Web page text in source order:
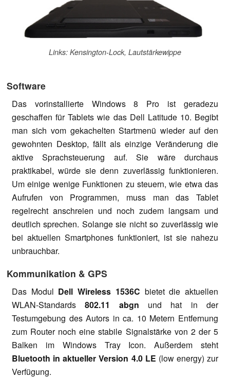
Links: Kensington-Lock, Lautstärkewippe
Software
Das vorinstallierte Windows 8 Pro ist geradezu
geschaffen für Tablets wie das Dell Latitude 10. Begibt
man sich vom gekachelten Startmenü wieder auf den
gewohnten Desktop, fällt als einzige Veränderung die
aktive Sprachsteuerung auf. Sie wäre durchaus
praktikabel, würde sie denn zuverlässig funktionieren.
Um einige wenige Funktionen zu steuern, wie etwa das
Aufrufen von Programmen, muss man das Tablet
regelrecht anschreien und noch zudem langsam und
deutlich sprechen. Solange sie nicht so zuverlässig wie
bei aktuellen Smartphones funktioniert, ist sie nahezu
unbrauchbar.
Kommunikation & GPS
Das Modul Dell Wireless 1536C bietet die aktuellen
WLAN-Standards802.11 abgn und hat in der
Testumgebung des Autors in ca. 10 Metern Entfernung
zum Router noch eine stabile Signalstärke von 2 der 5
Balken im Windows Tray Icon. Außerdem steht
Bluetooth in aktueller Version 4.0 LE (low energy) zur
Verfügung.